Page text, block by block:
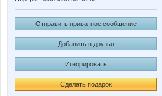
Отправить приватное сообщение
Добавить в друзья
Игнорировать
Сделать подарок